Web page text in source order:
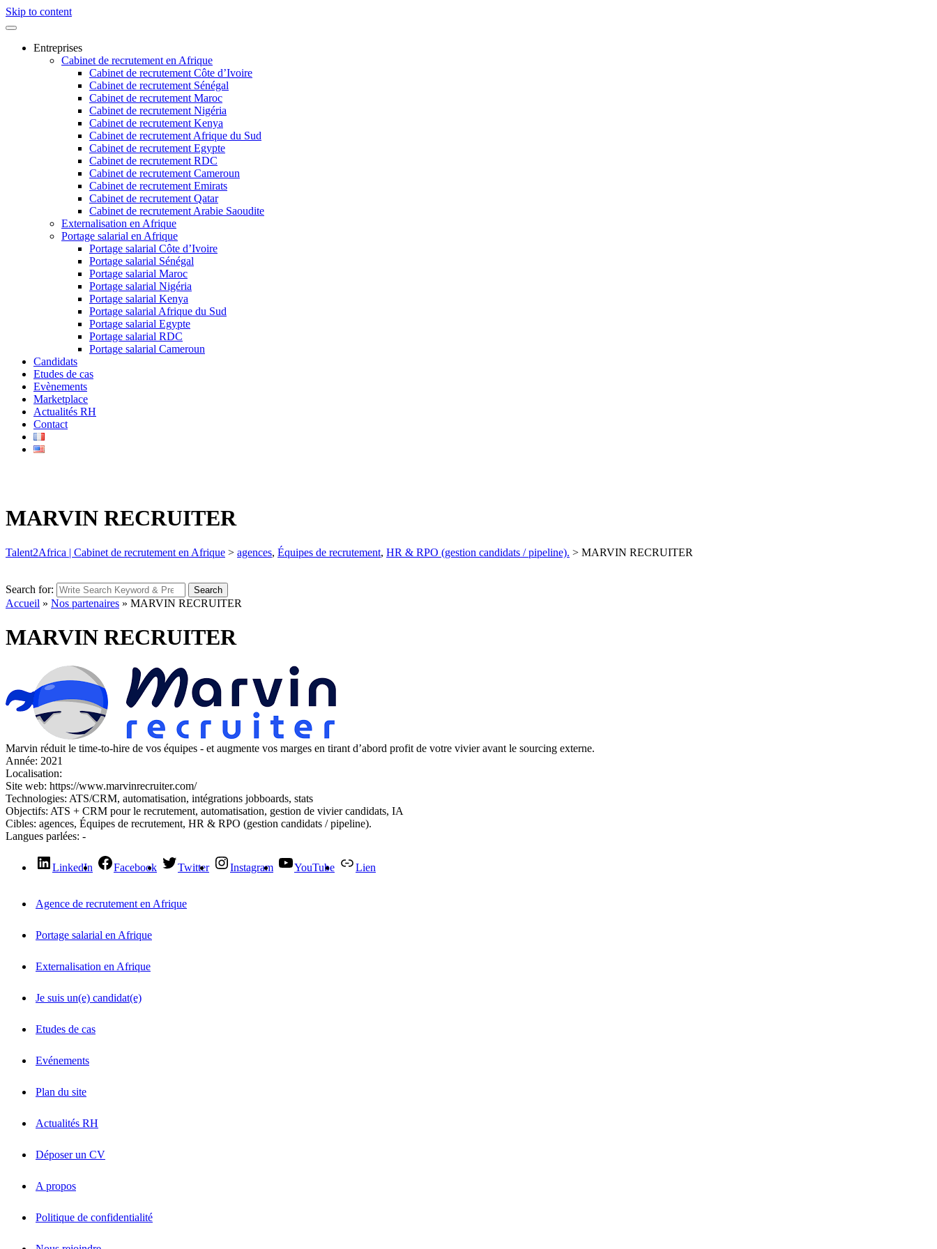
Skip to content
Entreprises
Cabinet de recrutement en Afrique
Cabinet de recrutement Côte d’Ivoire
Cabinet de recrutement Sénégal
Cabinet de recrutement Maroc
Cabinet de recrutement Nigéria
Cabinet de recrutement Kenya
Cabinet de recrutement Afrique du Sud
Cabinet de recrutement Egypte
Cabinet de recrutement RDC
Cabinet de recrutement Cameroun
Cabinet de recrutement Emirats
Cabinet de recrutement Qatar
Cabinet de recrutement Arabie Saoudite
Externalisation en Afrique
Portage salarial en Afrique
Portage salarial Côte d’Ivoire
Portage salarial Sénégal
Portage salarial Maroc
Portage salarial Nigéria
Portage salarial Kenya
Portage salarial Afrique du Sud
Portage salarial Egypte
Portage salarial RDC
Portage salarial Cameroun
Candidats
Etudes de cas
Evènements
Marketplace
Actualités RH
Contact
MARVIN RECRUITER
Talent2Africa | Cabinet de recrutement en Afrique > agences, Équipes de recrutement, HR & RPO (gestion candidats / pipeline). > MARVIN RECRUITER
Search for: Search
Accueil » Nos partenaires » MARVIN RECRUITER
MARVIN RECRUITER
Marvin réduit le time-to-hire de vos équipes - et augmente vos marges en tirant d’abord profit de votre vivier avant le sourcing externe.
Année: 2021
Localisation:
Site web: https://www.marvinrecruiter.com/
Technologies: ATS/CRM, automatisation, intégrations jobboards, stats
Objectifs: ATS + CRM pour le recrutement, automatisation, gestion de vivier candidats, IA
Cibles: agences, Équipes de recrutement, HR & RPO (gestion candidats / pipeline).
Langues parlées: -
LinkedIn Facebook Twitter Instagram YouTube Lien
Agence de recrutement en Afrique
Portage salarial en Afrique
Externalisation en Afrique
Je suis un(e) candidat(e)
Etudes de cas
Evénements
Plan du site
Actualités RH
Déposer un CV
A propos
Politique de confidentialité